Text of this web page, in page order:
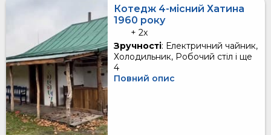
Котедж 4-місний Хатина
1960 року
+ 2x
Зручності: Електричний чайник,
Холодильник, Робочий стіл і ще
4
Повний опис